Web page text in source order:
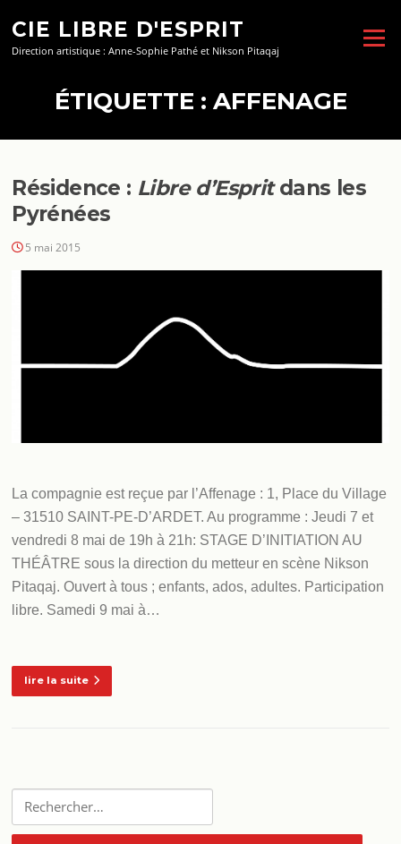
contenu
CIE LIBRE D'ESPRIT
Direction artistique : Anne-Sophie Pathé et Nikson Pitaqaj
Menu
ÉTIQUETTE : AFFENAGE
Résidence : Libre d’Espritdans les
Pyrénées
5 mai 2015
La compagnie est reçue par l’Affenage : 1, Place du Village
– 31510 SAINT-PE-D’ARDET. Au programme : Jeudi 7 et
vendredi 8 mai de 19h à 21h: STAGE D’INITIATION AU
THÉÂTRE sous la direction du metteur en scène Nikson
Pitaqaj. Ouvert à tous ; enfants, ados, adultes. Participation
libre. Samedi 9 mai à…
lire la suite